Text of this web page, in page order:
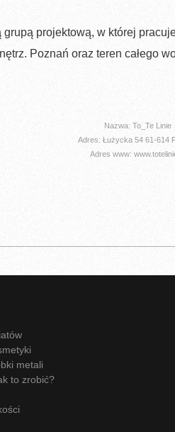
projektową, w której
Poznań oraz teren całego
Nazwa: To_Te Linie
Adres: Łużycka 54 61-614
Adres www:
metali
to zrobić?